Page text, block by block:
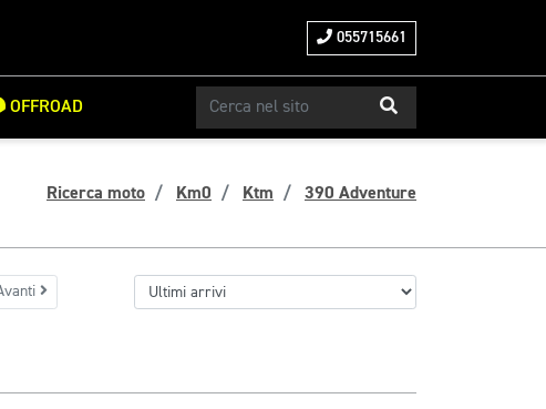
055715661
OFFROAD
Ricerca moto Km0 Ktm 390 Adventure